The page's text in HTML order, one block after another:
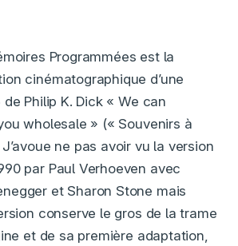
Programmées est la
cinématographique d’une
Philip K. Dick « We can
wholesale » (« Souvenirs à
ne pas avoir vu la version
par Paul Verhoeven avec
et Sharon Stone mais
conserve le gros de la trame
et de sa première adaptation,